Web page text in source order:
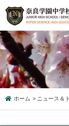
ホーム ニュース＆